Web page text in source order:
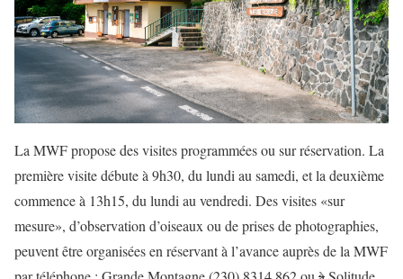
La MWF propose des visites programmées ou sur réservation. La
première visite débute à 9h30, du lundi au samedi, et la deuxième
commence à 13h15, du lundi au vendredi. Des visites «sur
mesure», d’observation d’oiseaux ou de prises de photographies,
peuvent être organisées en réservant à l’avance auprès de la MWF